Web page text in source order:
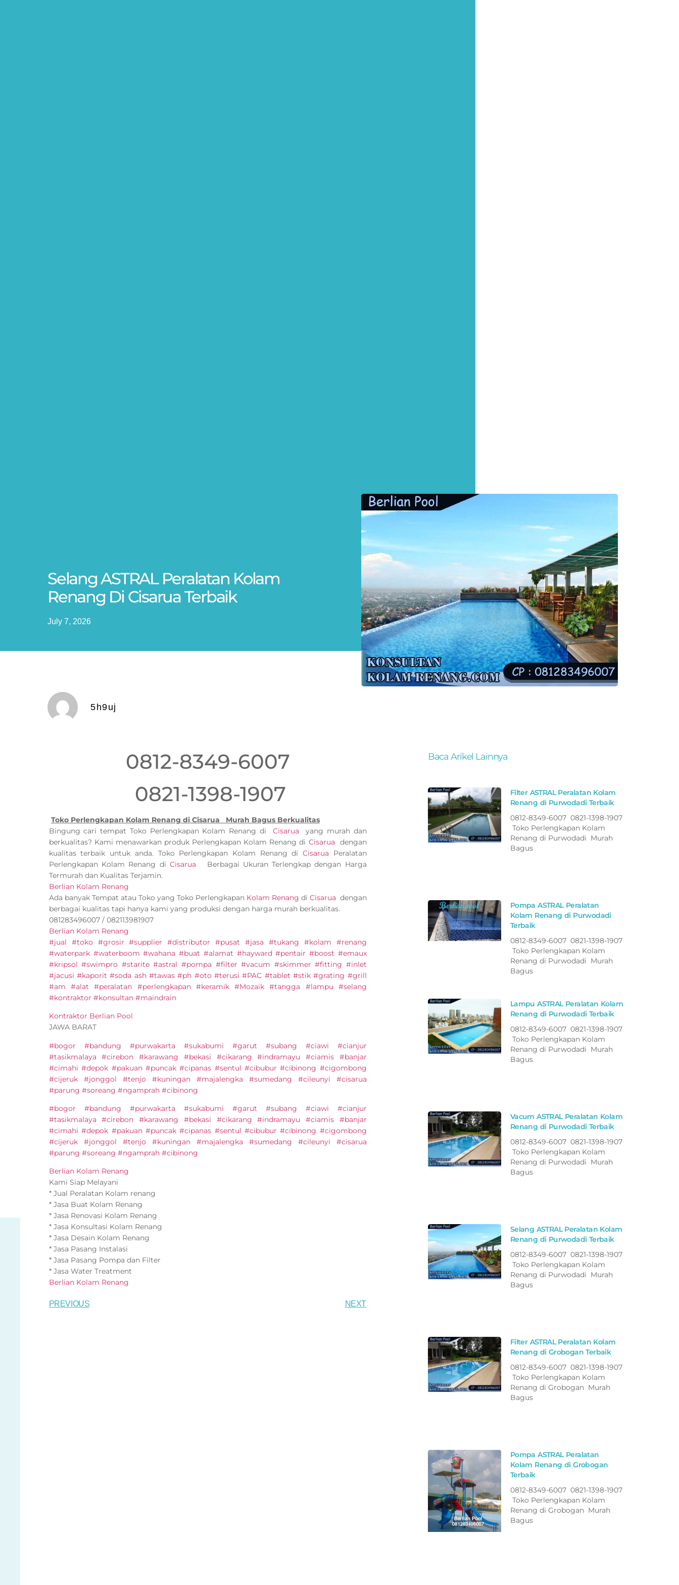
Selang ASTRAL Peralatan Kolam
Renang Di Cisarua Terbaik
July 7, 2026
5h9uj
0812-8349-6007
0821-1398-1907
Toko Perlengkapan Kolam Renang di Cisarua Murah Bagus Berkualitas
Bingung cari tempat Toko Perlengkapan Kolam Renang di Cisarua yang murah dan
berkualitas? Kami menawarkan produk Perlengkapan Kolam Renang di Cisarua dengan
kualitas terbaik untuk anda. Toko Perlengkapan Kolam Renang diCisarua Peralatan
Perlengkapan Kolam Renang di Cisarua
Berbagai Ukuran Terlengkap dengan Harga
Termurah dan Kualitas Terjamin.
Berlian Kolam Renang
Ada banyak Tempat atau Toko yang Toko Perlengkapan Kolam Renang di Cisarua dengan
berbagai kualitas tapi hanya kami yang produksi dengan harga murah berkualitas.
081283496007 / 082113981907
Berlian Kolam Renang
#jual #toko #grosir #supplier #distributor #pusat #jasa #tukang #kolam #renang
#waterpark #waterboom #wahana #buat #alamat #hayward #pentair #boost #emaux
#kripsol #swimpro #starite #astral #pompa #filter #vacum #skimmer #fitting #inlet
#jacusi #kaporit #soda ash #tawas #ph #oto #terusi #PAC #tablet #stik #grating #grill
#am #alat #peralatan #perlengkapan #keramik #Mozaik #tangga #lampu #selang
#kontraktor #konsultan #maindrain
Kontraktor Berlian Pool
JAWA BARAT
#bogor #bandung #purwakarta #sukabumi #garut #subang #ciawi #cianjur
#tasikmalaya #cirebon #karawang #bekasi #cikarang #indramayu #ciamis #banjar
#cimahi #depok #pakuan #puncak #cipanas #sentul #cibubur #cibinong #cigombong
#cijeruk #jonggol #tenjo #kuningan #majalengka #sumedang #cileunyi #cisarua
#parung #soreang #ngamprah #cibinong
#bogor #bandung #purwakarta #sukabumi #garut #subang #ciawi #cianjur
#tasikmalaya #cirebon #karawang #bekasi #cikarang #indramayu #ciamis #banjar
#cimahi #depok #pakuan #puncak #cipanas #sentul #cibubur #cibinong #cigombong
#cijeruk #jonggol #tenjo #kuningan #majalengka #sumedang #cileunyi #cisarua
#parung #soreang #ngamprah #cibinong
Berlian Kolam Renang
Kami Siap Melayani
* Jual Peralatan Kolam renang
* Jasa Buat Kolam Renang
* Jasa Renovasi Kolam Renang
* Jasa Konsultasi Kolam Renang
* Jasa Desain Kolam Renang
* Jasa Pasang Instalasi
* Jasa Pasang Pompa dan Filter
* Jasa Water Treatment
Berlian Kolam Renang
PREVIOUS NEXT
Baca Arikel Lainnya
Filter ASTRAL Peralatan Kolam
Renang di Purwodadi Terbaik
0812-8349-6007 0821-1398-1907
Toko Perlengkapan Kolam
Renang di Purwodadi Murah
Bagus
Pompa ASTRAL Peralatan
Kolam Renang di Purwodadi
Terbaik
0812-8349-6007 0821-1398-1907
Toko Perlengkapan Kolam
Renang di Purwodadi Murah
Bagus
Lampu ASTRAL Peralatan Kolam
Renang di Purwodadi Terbaik
0812-8349-6007 0821-1398-1907
Toko Perlengkapan Kolam
Renang di Purwodadi Murah
Bagus
Vacum ASTRAL Peralatan Kolam
Renang di Purwodadi Terbaik
0812-8349-6007 0821-1398-1907
Toko Perlengkapan Kolam
Renang di Purwodadi Murah
Bagus
Selang ASTRAL Peralatan Kolam
Renang di Purwodadi Terbaik
0812-8349-6007 0821-1398-1907
Toko Perlengkapan Kolam
Renang di Purwodadi Murah
Bagus
Filter ASTRAL Peralatan Kolam
Renang di Grobogan Terbaik
0812-8349-6007 0821-1398-1907
Toko Perlengkapan Kolam
Renang di Grobogan Murah
Bagus
Pompa ASTRAL Peralatan
Kolam Renang di Grobogan
Terbaik
0812-8349-6007 0821-1398-1907
Toko Perlengkapan Kolam
Renang di Grobogan Murah
Bagus